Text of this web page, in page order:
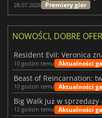
28.07.2026 Premiery gier
NOWOŚCI, DOBRE
10 godzin temu Aktualności
10 godzin temu Aktualności
12 godzin temu Aktualności